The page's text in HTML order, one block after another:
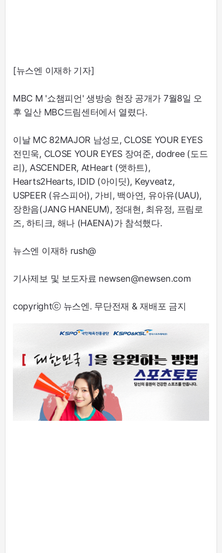
[뉴스엔 이재하 기자]
MBC M '쇼챔피언' 생방송 현장 공개가 7월8일 오
후 일산 MBC드림센터에서 열렸다.
이날 MC 82MAJOR 남성모, CLOSE YOUR EYES
전민욱, CLOSE YOUR EYES 장여준, dodree (도드
리), ASCENDER, AtHeart (앳하트),
Hearts2Hearts, IDID (아이딧), Keyveatz,
USPEER (유스피어), 가비, 백아연, 유아유(UAU),
장한음(JANG HANEUM), 정대현, 최유정, 프림로
즈, 하티크, 해나 (HAENA)가 참석했다.
뉴스엔 이재하 rush@
기사제보 및 보도자료 newsen@newsen.com
copyrightⓒ 뉴스엔. 무단전재 & 재배포 금지